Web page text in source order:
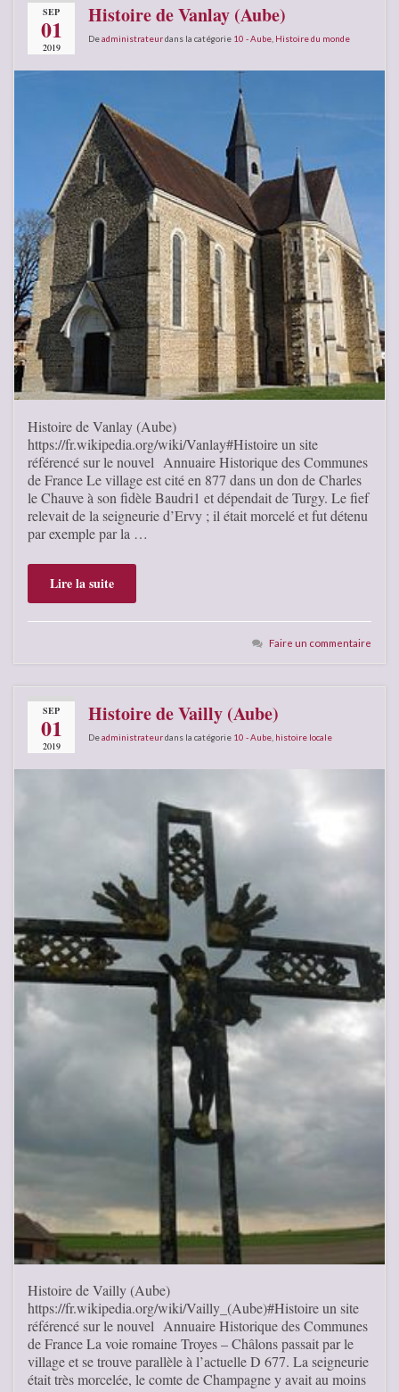
SEP
01
2019
Histoire de Vanlay (Aube)
Deadministrateurdans la catégorie 10 - Aube Histoire du monde
Histoire de Vanlay (Aube)
https://fr.wikipedia.org/wiki/Vanlay#Histoire un site
référencé sur le nouvel Annuaire Historique des Communes
de France Le village est cité en 877 dans un don de Charles
le Chauve à son fidèle Baudri1 et dépendait de Turgy. Le fief
relevait de la seigneurie d’Ervy ; il était morcelé et fut détenu
par exemple par la …
Lire la suite
Faire un commentaire
SEP
01
2019
Histoire de Vailly (Aube)
Deadministrateurdans la catégorie 10 - Aube histoire locale
Histoire de Vailly (Aube)
https://fr.wikipedia.org/wiki/Vailly_(Aube)#Histoire un site
référencé sur le nouvel Annuaire Historique des Communes
de France La voie romaine Troyes – Châlons passait par le
village et se trouve parallèle à l’actuelle D 677. La seigneurie
était très morcelée, le comte de Champagne y avait au moins